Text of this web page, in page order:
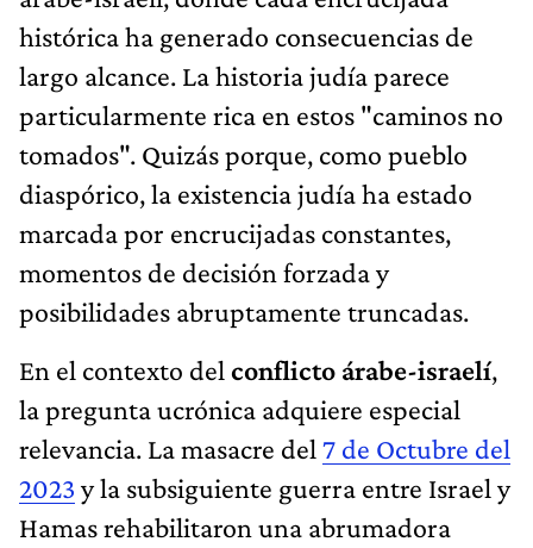
histórica ha generado consecuencias de
largo alcance. La historia judía parece
particularmente rica en estos "caminos no
tomados". Quizás porque, como pueblo
diaspórico, la existencia judía ha estado
marcada por encrucijadas constantes,
momentos de decisión forzada y
posibilidades abruptamente truncadas.
En el contexto del conflicto árabe-israelí,
la pregunta ucrónica adquiere especial
relevancia. La masacre del 7 de Octubre del
2023 y la subsiguiente guerra entre Israel y
Hamas rehabilitaron una abrumadora